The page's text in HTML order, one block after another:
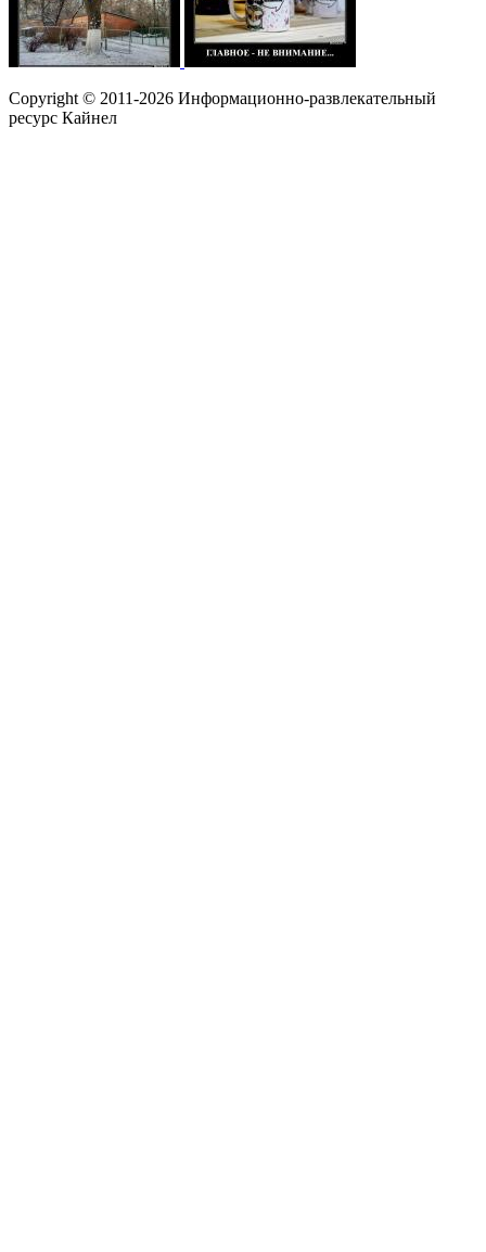
Copyright © 2011-2026 Информационно-развлекательный
ресурс Кайнел